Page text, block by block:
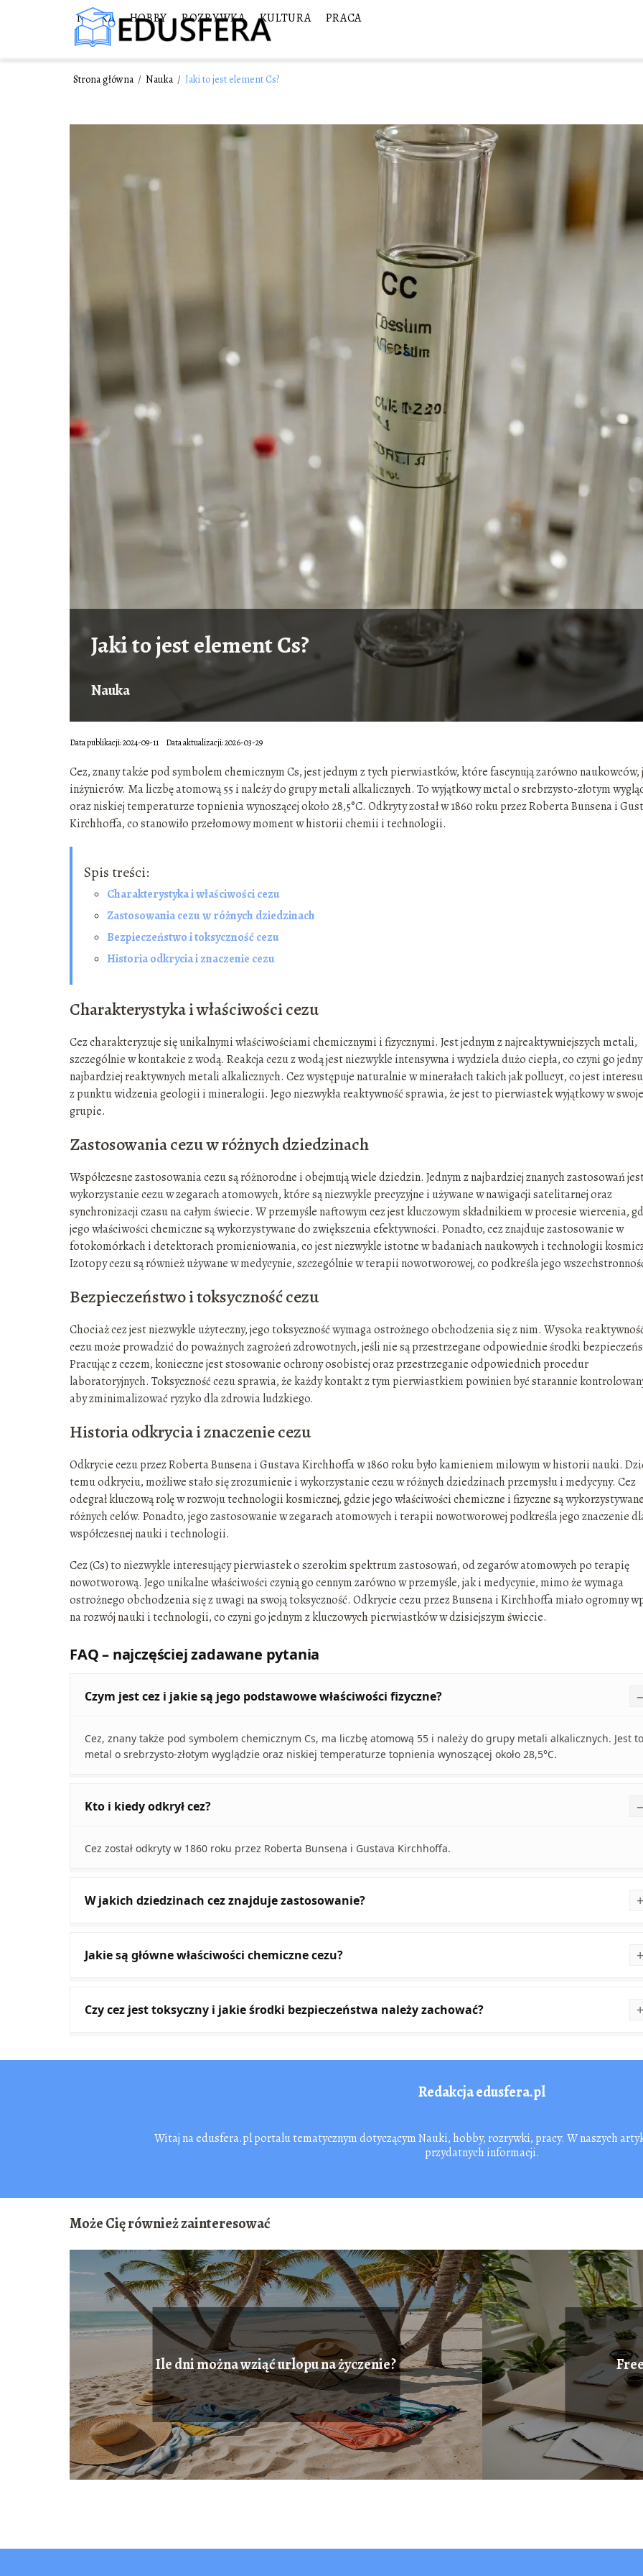
NAUKA HOBBY ROZRYWKA KULTURA PRACA
Strona główna / Nauka / Jaki to jest element Cs?
Jaki to jest element Cs?
Nauka
Data publikacji: 2024-09-11 Data aktualizacji: 2026-03-29
Cez, znany także pod symbolem chemicznym Cs, jest jednym z tych pierwiastków, które fascynują zarówno naukowców,
inżynierów. Ma liczbę atomową 55 i należy do grupy metali alkalicznych. To wyjątkowy metal o srebrzysto-złotym
oraz niskiej temperaturze topnienia wynoszącej około 28,5°C. Odkryty został w 1860 roku przez Roberta Bunsena i
Kirchhoffa, co stanowiło przełomowy moment w historii chemii i technologii.
Spis treści:
Charakterystyka i właściwości cezu
Zastosowania cezu w różnych dziedzinach
Bezpieczeństwo i toksyczność cezu
Historia odkrycia i znaczenie cezu
Charakterystyka i właściwości cezu
Cez charakteryzuje się unikalnymi właściwościami chemicznymi i fizycznymi. Jest jednym z najreaktywniejszych metali,
szczególnie w kontakcie z wodą. Reakcja cezu z wodą jest niezwykle intensywna i wydziela dużo ciepła, co czyni go
najbardziej reaktywnych metali alkalicznych. Cez występuje naturalnie w minerałach takich jak pollucyt, co jest
z punktu widzenia geologii i mineralogii. Jego niezwykła reaktywność sprawia, że jest to pierwiastek wyjątkowy w
grupie.
Zastosowania cezu w różnych dziedzinach
Współczesne zastosowania cezu są różnorodne i obejmują wiele dziedzin. Jednym z najbardziej znanych zastosowań
wykorzystanie cezu w zegarach atomowych, które są niezwykle precyzyjne i używane w nawigacji satelitarnej oraz
synchronizacji czasu na całym świecie. W przemyśle naftowym cez jest kluczowym składnikiem w procesie wiercenia,
jego właściwości chemiczne są wykorzystywane do zwiększenia efektywności. Ponadto, cez znajduje zastosowanie w
fotokomórkach i detektorach promieniowania, co jest niezwykle istotne w badaniach naukowych i technologii
Izotopy cezu są również używane w medycynie, szczególnie w terapii nowotworowej, co podkreśla jego
Bezpieczeństwo i toksyczność cezu
Chociaż cez jest niezwykle użyteczny, jego toksyczność wymaga ostrożnego obchodzenia się z nim. Wysoka
cezu może prowadzić do poważnych zagrożeń zdrowotnych, jeśli nie są przestrzegane odpowiednie środki
Pracując z cezem, konieczne jest stosowanie ochrony osobistej oraz przestrzeganie odpowiednich procedur
laboratoryjnych. Toksyczność cezu sprawia, że każdy kontakt z tym pierwiastkiem powinien być starannie
aby zminimalizować ryzyko dla zdrowia ludzkiego.
Historia odkrycia i znaczenie cezu
Odkrycie cezu przez Roberta Bunsena i Gustava Kirchhoffa w 1860 roku było kamieniem milowym w historii nauki.
temu odkryciu, możliwe stało się zrozumienie i wykorzystanie cezu w różnych dziedzinach przemysłu i medycyny. Cez
odegrał kluczową rolę w rozwoju technologii kosmicznej, gdzie jego właściwości chemiczne i fizyczne są
różnych celów. Ponadto, jego zastosowanie w zegarach atomowych i terapii nowotworowej podkreśla jego znaczenie
współczesnej nauki i technologii.
Cez (Cs) to niezwykle interesujący pierwiastek o szerokim spektrum zastosowań, od zegarów atomowych po terapię
nowotworową. Jego unikalne właściwości czynią go cennym zarówno w przemyśle, jak i medycynie, mimo że wymaga
ostrożnego obchodzenia się z uwagi na swoją toksyczność. Odkrycie cezu przez Bunsena i Kirchhoffa miało ogromny
na rozwój nauki i technologii, co czyni go jednym z kluczowych pierwiastków w dzisiejszym świecie.
FAQ – najczęściej zadawane pytania
Czym jest cez i jakie są jego podstawowe właściwości fizyczne?
Cez, znany także pod symbolem chemicznym Cs, ma liczbę atomową 55 i należy do grupy metali alkalicznych. Jest to
metal o srebrzysto-złotym wyglądzie oraz niskiej temperaturze topnienia wynoszącej około 28,5°C.
Kto i kiedy odkrył cez?
Cez został odkryty w 1860 roku przez Roberta Bunsena i Gustava Kirchhoffa.
W jakich dziedzinach cez znajduje zastosowanie?
Jakie są główne właściwości chemiczne cezu?
Czy cez jest toksyczny i jakie środki bezpieczeństwa należy zachować?
Redakcja edusfera.pl
Witaj na edusfera.pl portalu tematycznym dotyczącym Nauki, hobby, rozrywki, pracy. W naszych
przydatnych informacji.
Może Cię również zainteresować
Ile dni można wziąć urlopu na życzenie?